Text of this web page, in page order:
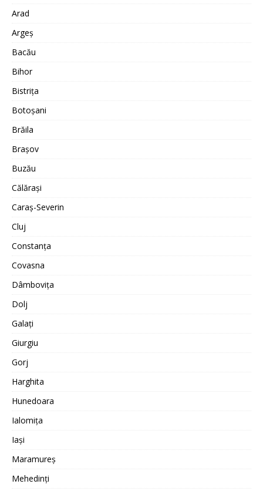
Arad
Argeș
Bacău
Bihor
Bistrița
Botoșani
Brăila
Brașov
Buzău
Călărași
Caraș-Severin
Cluj
Constanța
Covasna
Dâmbovița
Dolj
Galați
Giurgiu
Gorj
Harghita
Hunedoara
Ialomița
Iași
Maramureș
Mehedinți